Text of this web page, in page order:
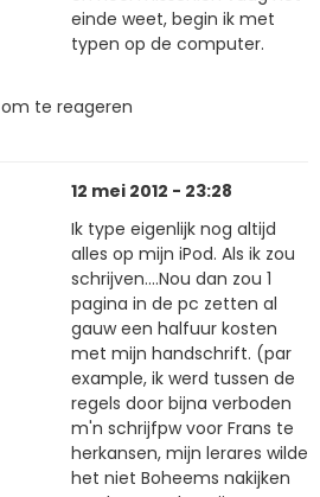
einde weet, begin ik met
typen op de computer.
om te reageren
12 mei 2012 - 23:28
Ik type eigenlijk nog altijd
alles op mijn iPod. Als ik zou
schrijven....Nou dan zou 1
pagina in de pc zetten al
gauw een halfuur kosten
met mijn handschrift. (par
example, ik werd tussen de
regels door bijna verboden
m'n schrijfpw voor Frans te
herkansen, mijn lerares wilde
het niet Boheems nakijken